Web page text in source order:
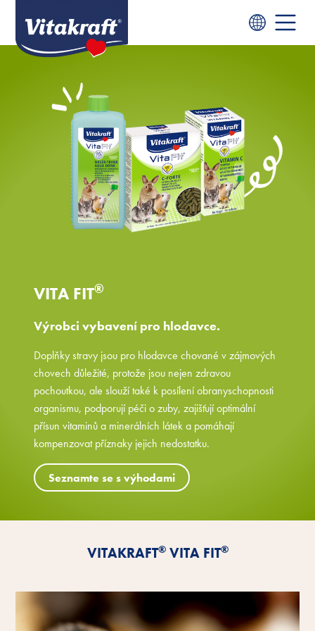
VITA FIT®
Výrobci vybavení pro hlodavce.
Doplňky stravy jsou pro hlodavce chované v zájmových
chovech důležité, protože jsou nejen zdravou
pochoutkou, ale slouží také k posílení obranyschopnosti
organismu, podporují péči o zuby, zajišťují optimální
přísun vitaminů a minerálních látek a pomáhají
kompenzovat příznaky jejich nedostatku.
Seznamte se s výhodami
VITAKRAFT®VITA FIT®